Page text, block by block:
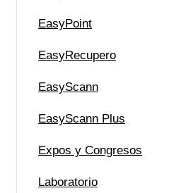
EasyPoint
EasyRecupero
EasyScann
EasyScann Plus
Expos y Congresos
Laboratorio